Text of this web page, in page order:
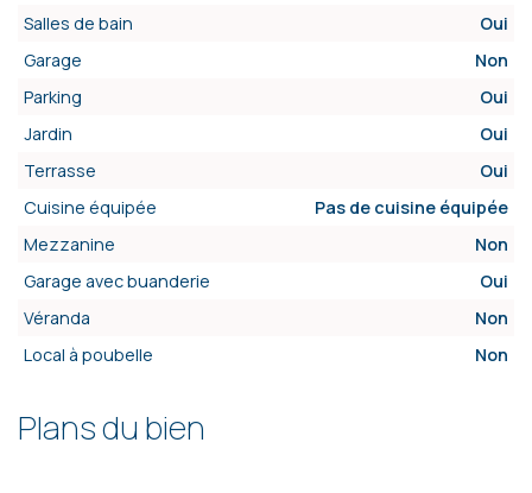
Salles de bain
Oui
Garage
Non
Parking
Oui
Jardin
Oui
Terrasse
Oui
Cuisine équipée
Pas de cuisine équipée
Mezzanine
Non
Garage avec buanderie
Oui
Véranda
Non
Local à poubelle
Non
Plans du bien